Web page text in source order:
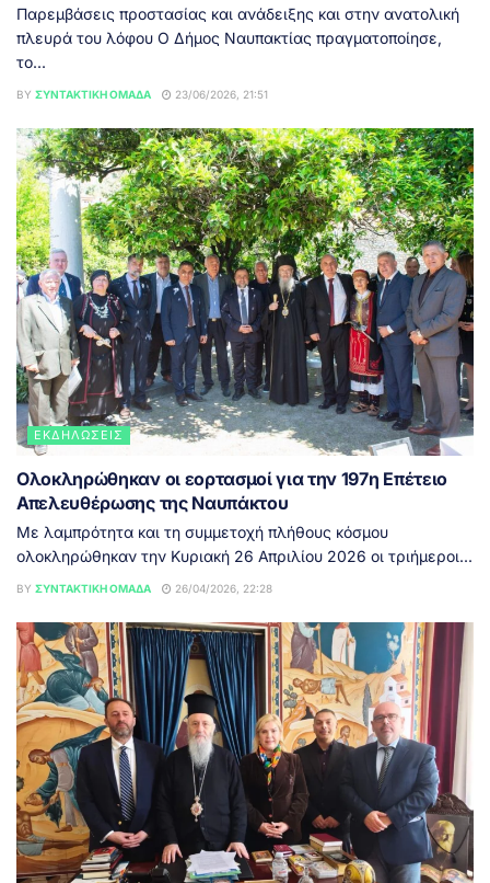
Παρεμβάσεις προστασίας και ανάδειξης και στην ανατολική
πλευρά του λόφου Ο Δήμος Ναυπακτίας πραγματοποίησε,
το...
BY ΣΥΝΤΑΚΤΙΚΉ ΟΜΆΔΑ 23/06/2026, 21:51
ΕΚΔΗΛΏΣΕΙΣ
Ολοκληρώθηκαν οι εορτασμοί για την 197η Επέτειο
Απελευθέρωσης της Ναυπάκτου
Με λαμπρότητα και τη συμμετοχή πλήθους κόσμου
ολοκληρώθηκαν την Κυριακή 26 Απριλίου 2026 οι τριήμεροι...
BY ΣΥΝΤΑΚΤΙΚΉ ΟΜΆΔΑ 26/04/2026, 22:28